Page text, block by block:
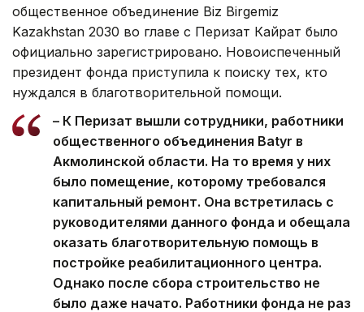
общественное объединение Biz Birgemiz
Kazakhstan 2030 во главе с Перизат Кайрат было
официально зарегистрировано. Новоиспеченный
президент фонда приступила к поиску тех, кто
нуждался в благотворительной помощи.
– К Перизат вышли сотрудники, работники
общественного объединения Batyr в
Акмолинской области. На то время у них
было помещение, которому требовался
капитальный ремонт. Она встретилась с
руководителями данного фонда и обещала
оказать благотворительную помощь в
постройке реабилитационного центра.
Однако после сбора строительство не
было даже начато. Работники фонда не раз